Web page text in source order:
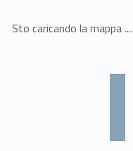
Sto caricando la mappa ....